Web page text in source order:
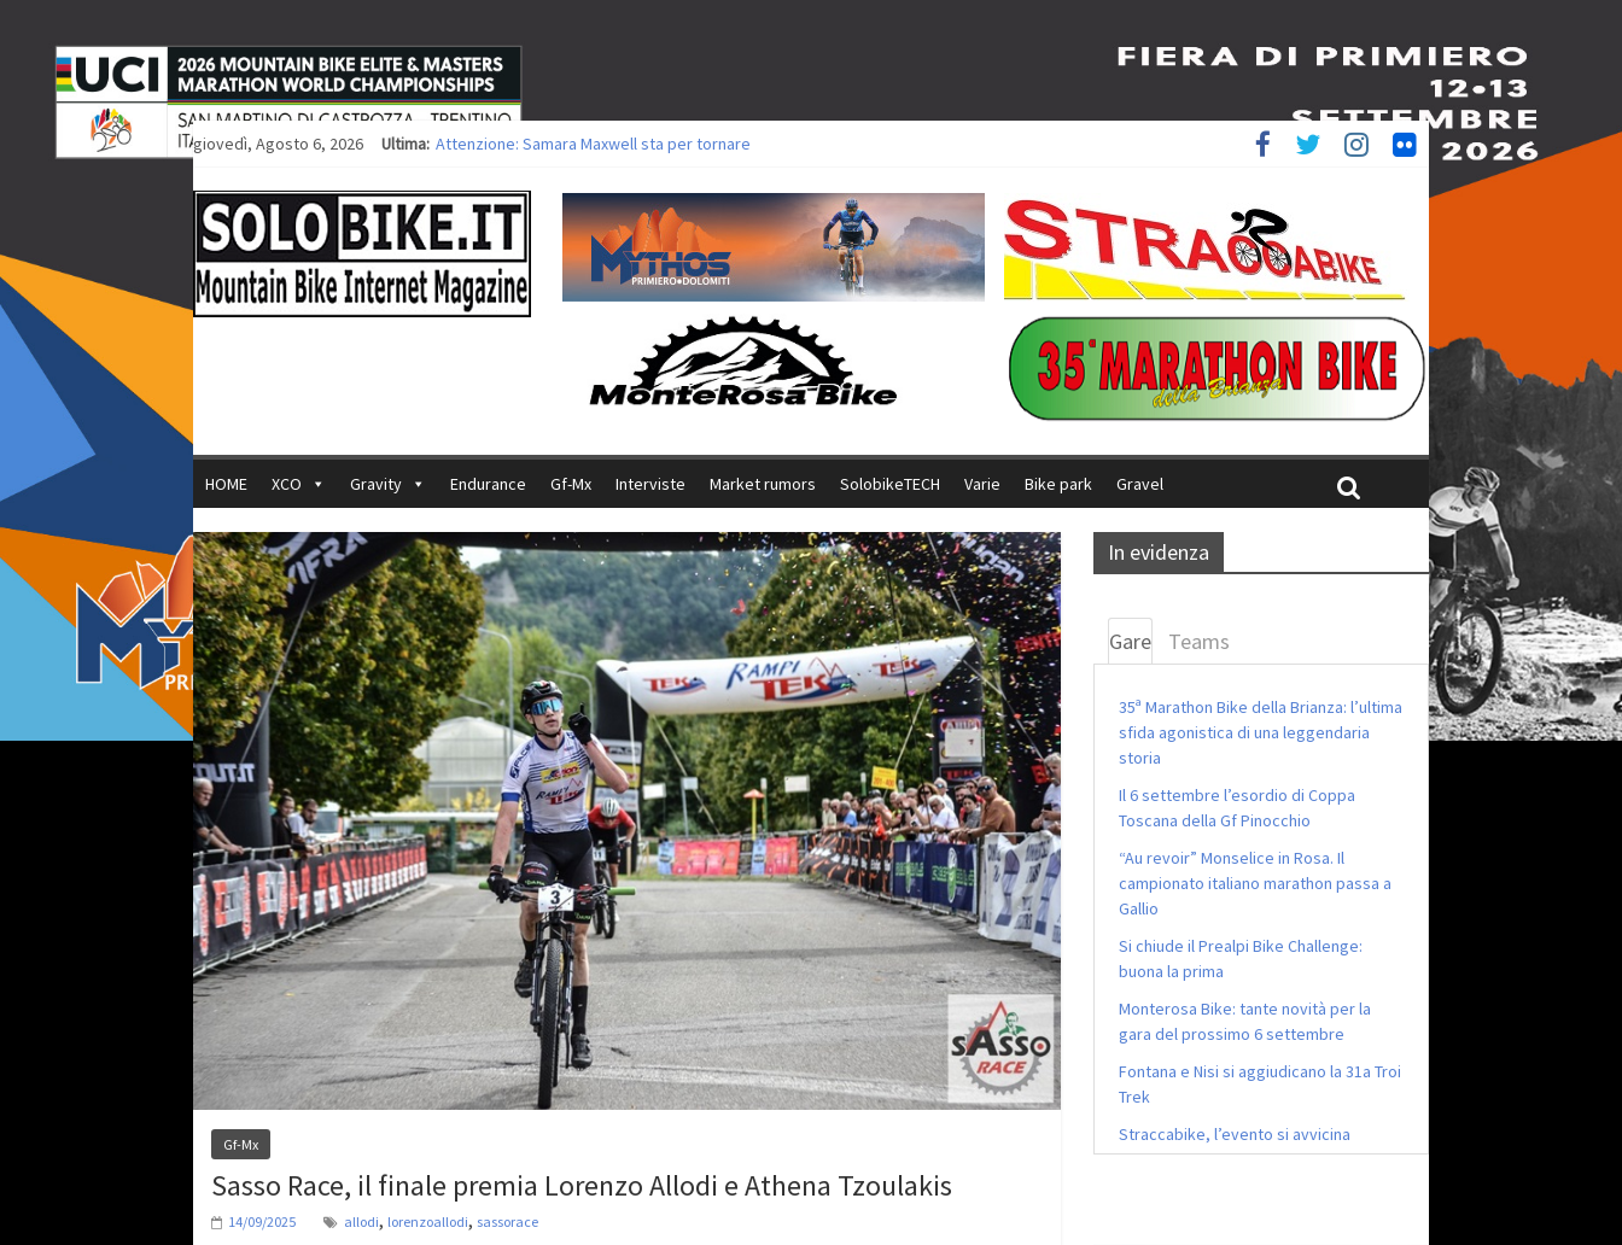
giovedì, Agosto 6, 2026 Ultima: Attenzione: Samara Maxwell sta per tornare
Europei XCO: vittorie per Ghibaudo, Grossmann e Gallis. Signorelli 5^ la migliore tra gli italiani
35ª Marathon Bike della Brianza: l’ultima sfida agonistica di una leggendaria storia
Europei MTB: il Team Relay firma il secondo argento azzurro a Monteceneri
HOME XCO Gravity Endurance Gf-Mx Interviste Market rumors SolobikeTECH Varie Bike park Gravel
Gf-Mx
Sasso Race, il finale premia Lorenzo Allodi e Athena Tzoulakis
14/09/2025 allodi, lorenzoallodi, sassorace
In evidenza
Gare Teams
35ª Marathon Bike della Brianza: l’ultima
sfida agonistica di una leggendaria
storia
Il 6 settembre l’esordio di Coppa
Toscana della Gf Pinocchio
“Au revoir” Monselice in Rosa. Il
campionato italiano marathon passa a
Gallio
Si chiude il Prealpi Bike Challenge:
buona la prima
Monterosa Bike: tante novità per la
gara del prossimo 6 settembre
Fontana e Nisi si aggiudicano la 31a Troi
Trek
Straccabike, l’evento si avvicina